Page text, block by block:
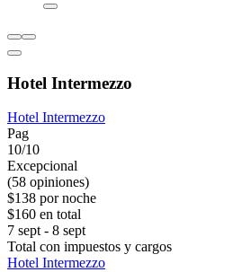
Hotel Intermezzo
Hotel Intermezzo
Pag
10/10
Excepcional
(58 opiniones)
$138 por noche
$160 en total
7 sept - 8 sept
Total con impuestos y cargos
Hotel Intermezzo